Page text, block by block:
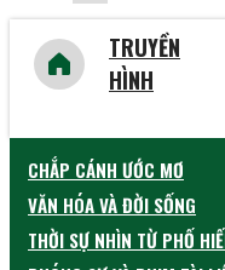
TRUYỀN
HÌNH
CHẮP CÁNH ƯỚC MƠ
VĂN HÓA VÀ ĐỜI SỐNG
THỜI SỰ NHÌN TỪ PHỐ